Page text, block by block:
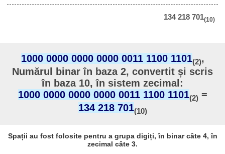
134 218 701(10)
1000 0000 0000 0000 0011 1100 1101(2),
Numărul binar în baza 2, convertit și scris
în baza 10, în sistem zecimal:
1000 0000 0000 0000 0011 1100 1101(2) =
134 218 701(10)
Spații au fost folosite pentru a grupa digiți, în binar câte 4, în
zecimal câte 3.